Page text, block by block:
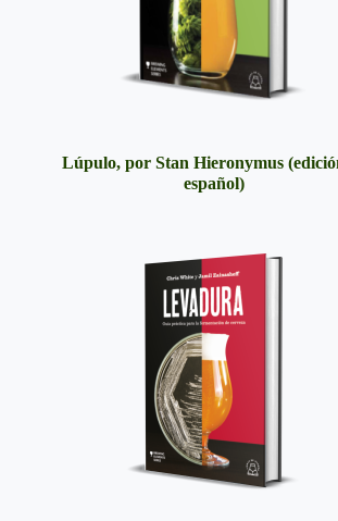
Lúpulo, por Stan Hieronymus
español)